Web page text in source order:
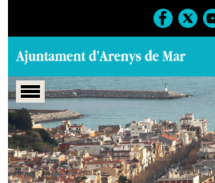
Portada > Agenda > 10-09-
2009 > Marcs > 2009 > Sardanes'09